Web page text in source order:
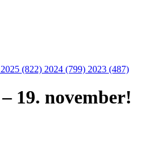
2025 (822) 2024 (799) 2023 (487)
19. november!